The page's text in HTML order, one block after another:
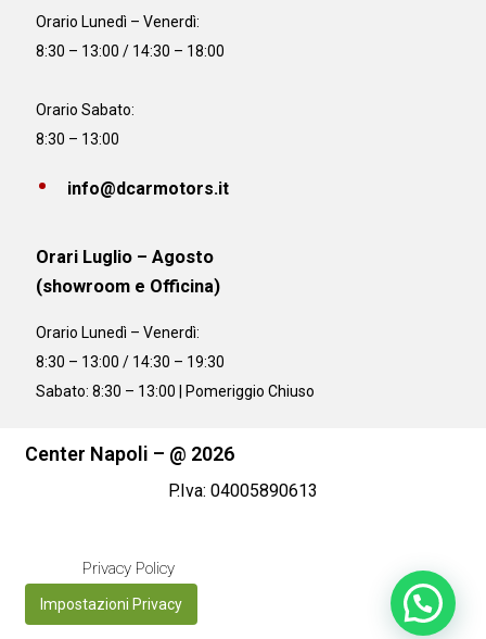
Orario Lunedì – Venerdì:
8:30 – 13:00 / 14:30 – 18:00
Orario Sabato:
8:30 – 13:00
info@dcarmotors.it
Orari Luglio – Agosto
(showroom e Officina)
Orario Lunedì – Venerdì:
8:30 – 13:00 / 14:30 – 19:30
Sabato: 8:30 – 13:00 | Pomeriggio Chiuso
Center Napoli – @ 2026
P.Iva: 04005890613
Privacy Policy
Impostazioni Privacy